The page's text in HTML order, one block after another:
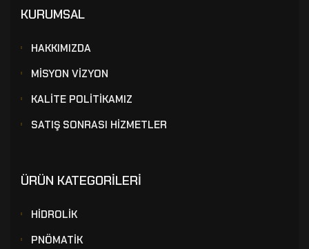
KURUMSAL
HAKKIMIZDA
MİSYON VİZYON
KALİTE POLİTİKAMIZ
SATIŞ SONRASI HİZMETLER
ÜRÜN KATEGORİLERİ
HİDROLİK
PNÖMATİK